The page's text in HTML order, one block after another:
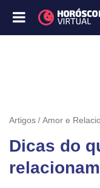
Artigos Amor e
Dicas do